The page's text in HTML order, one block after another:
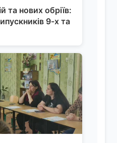
та нових обріїв:
9-х та